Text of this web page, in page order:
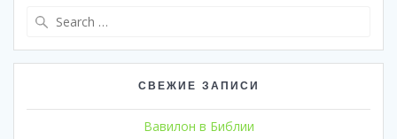
СВЕЖИЕ ЗАПИСИ
Вавилон в Библии